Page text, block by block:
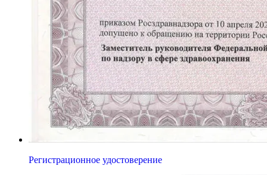
Регистрационное удостоверение